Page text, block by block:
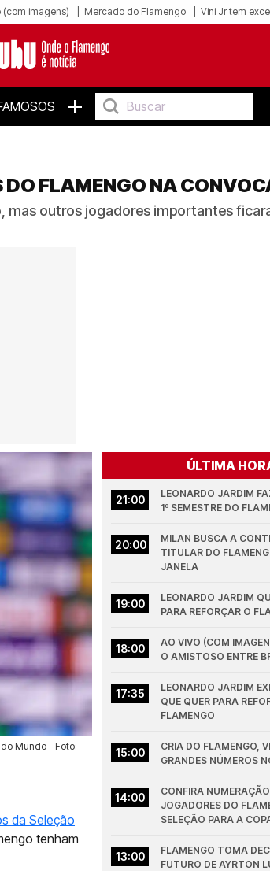
(com imagens) Mercado do Flamengo Vini Jr tem
+
FLAMENGO NA
mas outros jogadores importantes
Mundo - Foto:
da Seleção
tenham
ÚLTIMA
21:00
LEONARDO JARDIM
1º SEMESTRE DO
20:00
MILAN BUSCA A
TITULAR DO
JANELA
19:00
LEONARDO JARDIM
PARA REFORÇAR O
18:00
AO VIVO (COM
O AMISTOSO ENTRE
17:35
LEONARDO JARDIM
QUE QUER PARA
FLAMENGO
15:00
CRIA DO FLAMENGO,
GRANDES NÚMEROS
14:00
CONFIRA
JOGADORES DO
SELEÇÃO PARA A
13:00
FLAMENGO TOMA
FUTURO DE AYRTON